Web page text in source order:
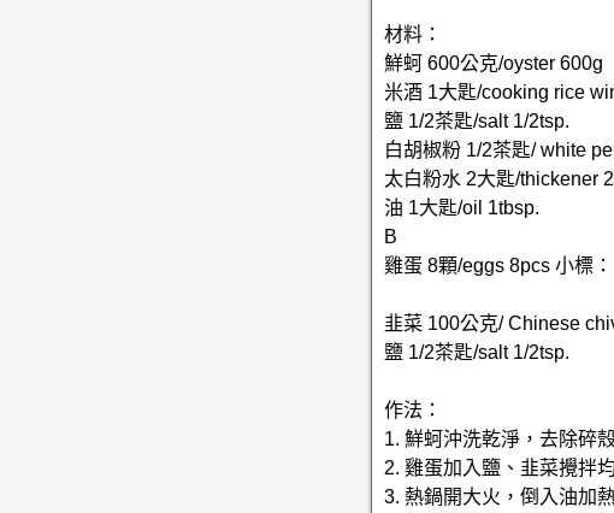
材料：
鮮蚵 600公克/oyster 600g
米酒 1大匙/cooking rice
鹽 1/2茶匙/salt 1/2tsp.
白胡椒粉 1/2茶匙/ white
太白粉水 2大匙/thickener
油 1大匙/oil 1tbsp.
B
雞蛋 8顆/eggs 8pcs 小標：
韭菜 100公克/ Chinese
鹽 1/2茶匙/salt 1/2tsp.
作法：
1. 鮮蚵沖洗乾淨，去除碎
2. 雞蛋加入鹽、韭菜攪拌
3. 熱鍋開大火，倒入油加